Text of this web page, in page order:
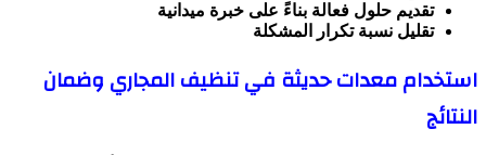
تقديم حلول فعالة بناءً على خبرة ميدانية
تقليل نسبة تكرار المشكلة
استخدام معدات حديثة في تنظيف المجاري وضمان
النتائج